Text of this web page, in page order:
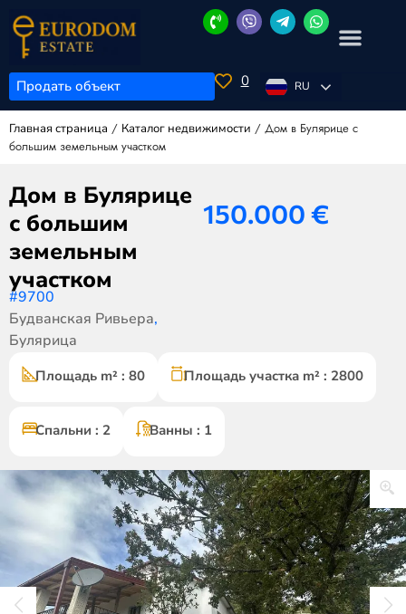
Продать объект 0 RU
Главная страница / Каталог недвижимости / Дом в Булярице с
большим земельным участком
Дом в Булярице
с большим
земельным
участком
#9700
Будванская Ривьера,
Булярица
150.000 €
Площадь m² : 80 Площадь участка m² : 2800
Спальни : 2 Ванны : 1